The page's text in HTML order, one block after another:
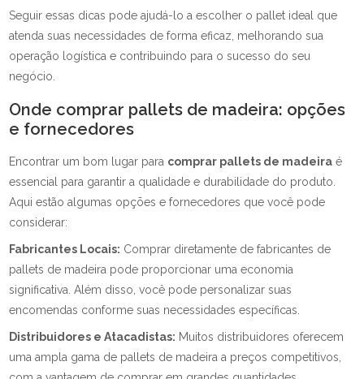
Seguir essas dicas pode ajudá-lo a escolher o pallet ideal que
atenda suas necessidades de forma eficaz, melhorando sua
operação logística e contribuindo para o sucesso do seu
negócio.
Onde comprar pallets de madeira: opções
e fornecedores
Encontrar um bom lugar para comprar pallets de madeira é
essencial para garantir a qualidade e durabilidade do produto.
Aqui estão algumas opções e fornecedores que você pode
considerar:
Fabricantes Locais: Comprar diretamente de fabricantes de
pallets de madeira pode proporcionar uma economia
significativa. Além disso, você pode personalizar suas
encomendas conforme suas necessidades específicas.
Distribuidores e Atacadistas: Muitos distribuidores oferecem
uma ampla gama de pallets de madeira a preços competitivos,